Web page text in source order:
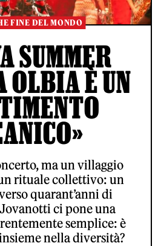
FINE DEL MONDO
SUMMER
OLBIA È UN
ma un villaggio
rituale collettivo: un
quarant’anni di
ci pone una
semplice: è
nella diversità?